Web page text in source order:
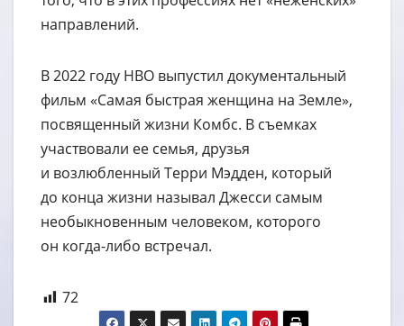
направлений.
В 2022 году HBO выпустил документальный
фильм «Самая быстрая женщина на Земле»,
посвященный жизни Комбс. В съемках
участвовали ее семья, друзья
и возлюбленный Терри Мэдден, который
до конца жизни называл Джесси самым
необыкновенным человеком, которого
он когда-либо встречал.
72